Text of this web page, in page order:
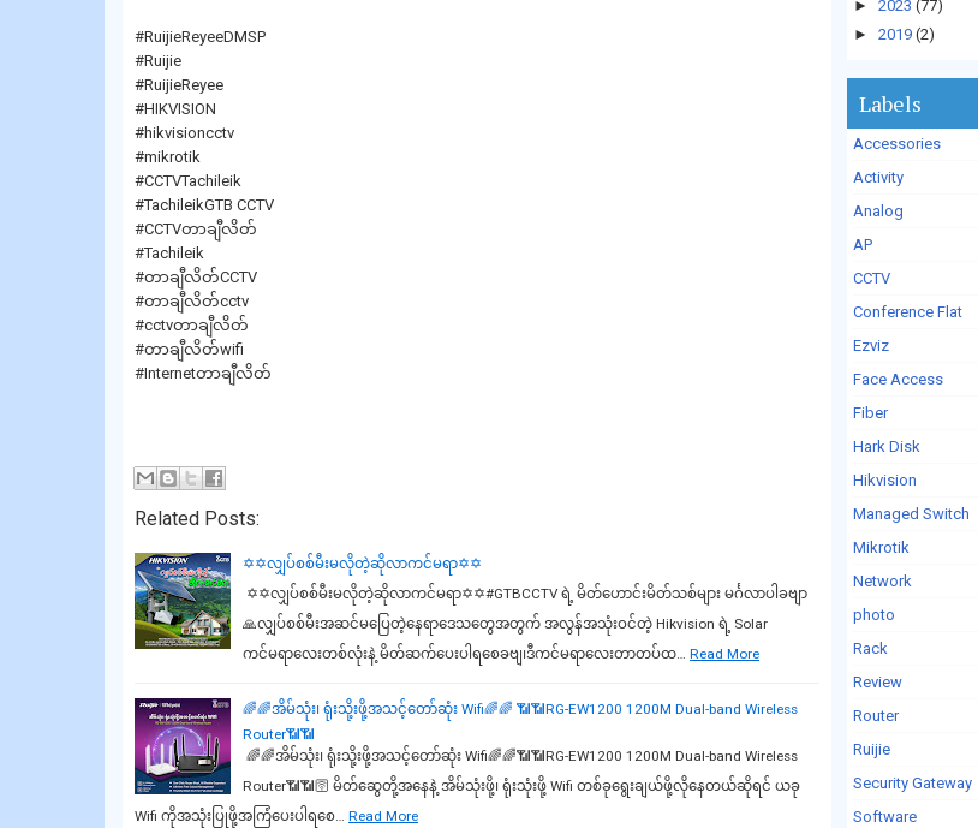
#RuijieReyeeDMSP
#Ruijie
#RuijieReyee
#HIKVISION
#hikvisioncctv
#mikrotik
#CCTVTachileik
#TachileikGTB CCTV
#CCTVတာချီလိတ်
#Tachileik
#တာချီလိတ်CCTV
#တာချီလိတ်cctv
#cctvတာချီလိတ်
#တာချီလိတ်wifi
#Internetတာချီလိတ်
Related Posts:
✡️✡️လျှပ်စစ်မီးမလိုတဲ့ဆိုလာကင်မရာ✡️✡️
✡️✡️လျှပ်စစ်မီးမလိုတဲ့ဆိုလာကင်မရာ✡️✡️#GTBCCTV ရဲ့ မိတ်ဟောင်းမိတ်သစ်များ မင်္ဂလာပါခဗျာ
🙏လျှပ်စစ်မီးအဆင်မပြေတဲ့နေရာဒေသတွေအတွက် အလွန်အသုံးဝင်တဲ့ Hikvision ရဲ့ Solar
ကင်မရာလေးတစ်လုံးနဲ့ မိတ်ဆက်ပေးပါရစေခဗျ၊ဒီကင်မရာလေးတာတပ်ထ…
Read More
🌈🌈အိမ်သုံး၊ ရုံးသို့းဖို့အသင့်တော်ဆုံး Wifi🌈🌈 📶📶RG-EW1200 1200M Dual-band Wireless
Router📶📶
🌈🌈အိမ်သုံး၊ ရုံးသို့းဖို့အသင့်တော်ဆုံး Wifi🌈🌈📶📶RG-EW1200 1200M Dual-band Wireless
Router📶📶🛜 မိတ်ဆွေတို့အနေနဲ့ အိမ်သုံးဖို့၊ ရုံးသုံးဖို့ Wifi တစ်ခုရွေးချယ်ဖို့လိုနေတယ်ဆိုရင် ယခု
Wifi ကိုအသုံးပြုဖို့အကြံပေးပါရစေ…
Read More
► 2023 (77)
► 2019 (2)
Labels
Accessories
Activity
Analog
AP
CCTV
Conference Flat
Ezviz
Face Access
Fiber
Hark Disk
Hikvision
Managed Switch
Mikrotik
Network
photo
Rack
Review
Router
Ruijie
Security Gateway
Software